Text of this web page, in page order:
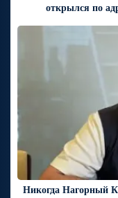
открылся по
Никогда Нагорный